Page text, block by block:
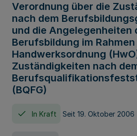
Verordnung über die
nach dem
und die Angelegenheiten
Berufsbildung im Rahmen
Handwerksordnung
Zuständigkeiten nach
(BQFG)
In Kraft Seit 19. Oktober 2006